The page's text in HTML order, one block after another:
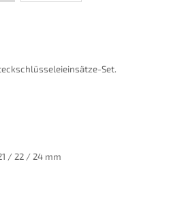
Set.
/ 22 / 24 mm